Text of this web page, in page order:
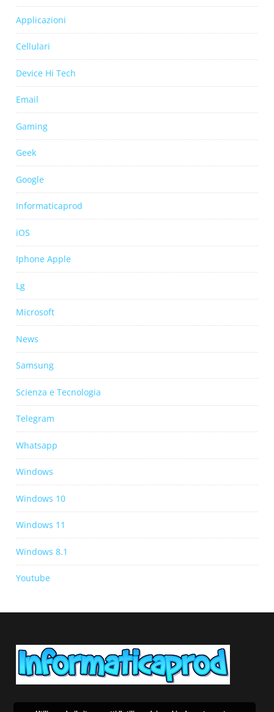
Applicazioni
Cellulari
Device Hi Tech
Email
Gaming
Geek
Google
Informaticaprod
iOS
Iphone Apple
Lg
Microsoft
News
Samsung
Scienza e Tecnologia
Telegram
Whatsapp
Windows
Windows 10
Windows 11
Windows 8.1
Youtube